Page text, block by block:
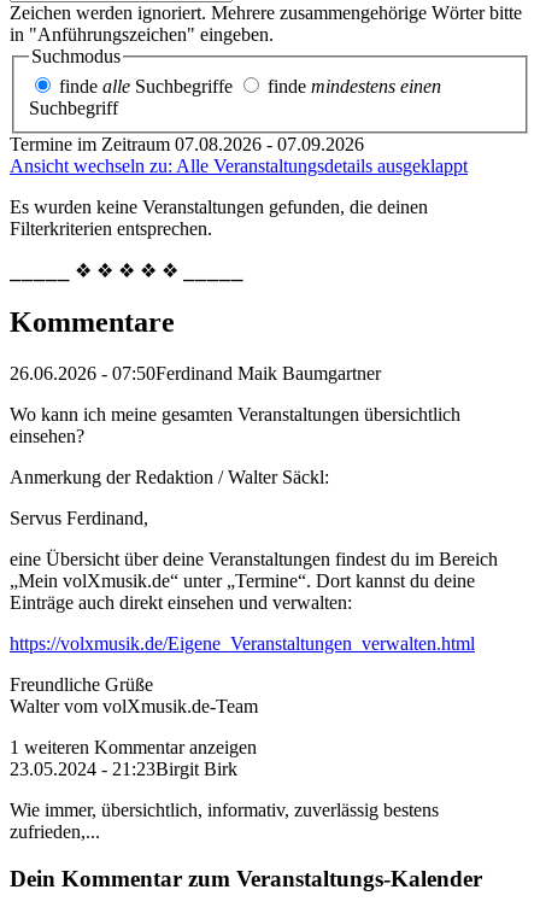
Zeichen werden ignoriert. Mehrere zusammengehörige Wörter bitte
in "Anführungszeichen" eingeben.
Suchmodus
finde alle Suchbegriffe finde mindestens einen
Suchbegriff
Termine im Zeitraum 07.08.2026 - 07.09.2026
Ansicht wechseln zu: Alle Veranstaltungsdetails ausgeklappt
Es wurden keine Veranstaltungen gefunden, die deinen
Filterkriterien entsprechen.
⎯⎯⎯⎯⎯ ❖ ❖ ❖ ❖ ❖ ⎯⎯⎯⎯⎯
Kommentare
26.06.2026 - 07:50Ferdinand Maik Baumgartner
Wo kann ich meine gesamten Veranstaltungen übersichtlich
einsehen?
Anmerkung der Redaktion /Walter Säckl:
Servus Ferdinand,
eine Übersicht über deine Veranstaltungen findest du im Bereich
„Mein volXmusik.de“ unter „Termine“. Dort kannst du deine
Einträge auch direkt einsehen und verwalten:
https://volxmusik.de/Eigene_Veranstaltungen_verwalten.html
Freundliche Grüße
Walter vom volXmusik.de-Team
1 weiteren Kommentar anzeigen
23.05.2024 - 21:23Birgit Birk
Wie immer, übersichtlich, informativ, zuverlässig bestens
zufrieden,...
Dein Kommentar zum Veranstaltungs-Kalender